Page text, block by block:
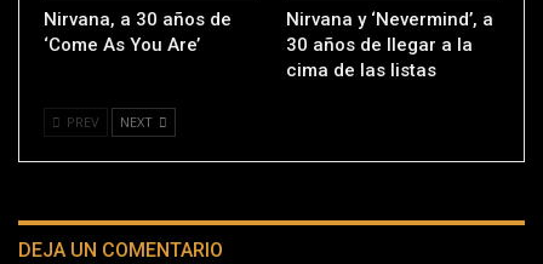
Nirvana, a 30 años de
‘Come As You Are’
Nirvana y ‘Nevermind’, a
30 años de llegar a la
cima de las listas
PREV NEXT
DEJA UN COMENTARIO